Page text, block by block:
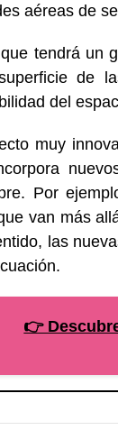
aéreas de
tendrá un
de
del
muy
Por
van más
las
👉